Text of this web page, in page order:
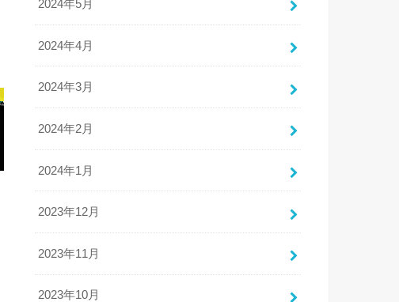
2024年5月
2024年4月
2024年3月
2024年2月
2024年1月
2023年12月
2023年11月
2023年10月